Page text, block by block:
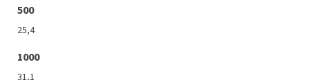
500
25,4
1000
31,1